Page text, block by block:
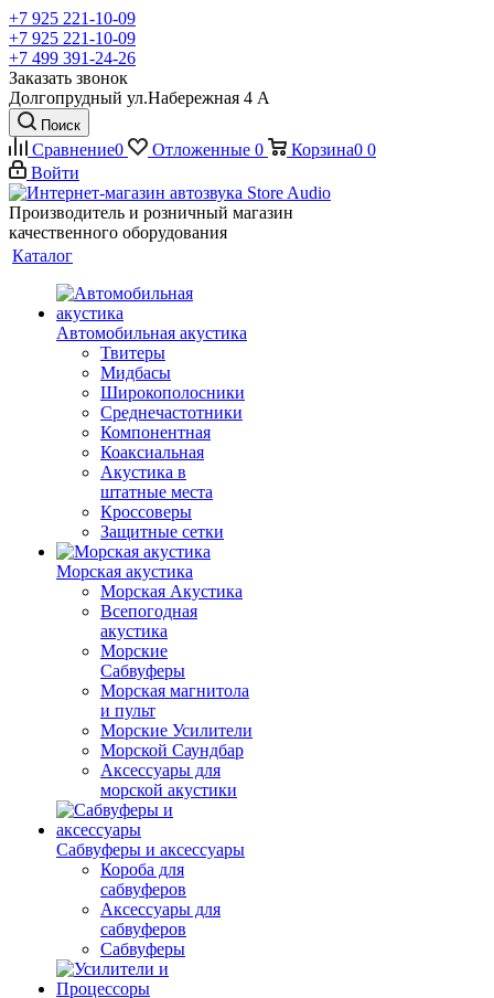
+7 925 221-10-09
+7 925 221-10-09
+7 499 391-24-26
Заказать звонок
Долгопрудный ул.Набережная 4 А
Поиск
Сравнение0 Отложенные 0 Корзина0 0
Войти
Производитель и розничный магазин
качественного оборудования
Каталог
Автомобильная акустика
Твитеры
Мидбасы
Широкополосники
Среднечастотники
Компонентная
Коаксиальная
Акустика в
штатные места
Кроссоверы
Защитные сетки
Морская акустика
Морская Акустика
Всепогодная
акустика
Морские
Сабвуферы
Морская магнитола
и пульт
Морские Усилители
Морской Cаундбар
Аксессуары для
морской акустики
Сабвуферы и аксессуары
Короба для
сабвуферов
Аксессуары для
сабвуферов
Сабвуферы